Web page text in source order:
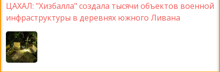
ЦАХАЛ: "Хизбалла" создала тысячи объектов военной
инфраструктуры в деревнях южного Ливана